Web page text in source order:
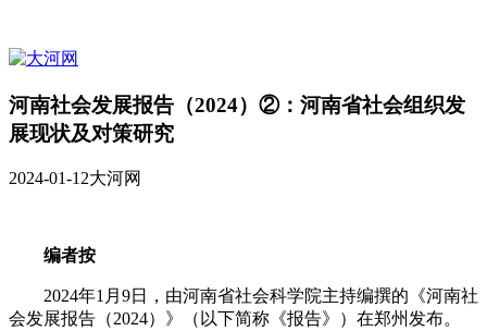
河南社会发展报告（2024）②：河南省社会组织发
展现状及对策研究
2024-01-12大河网
编者按
2024年1月9日，由河南省社会科学院主持编撰的《河南社
会发展报告（2024）》（以下简称《报告》）在郑州发布。